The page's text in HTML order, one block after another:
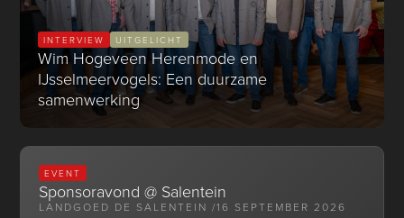
INTERVIEW UITGELICHT
Wim Hogeveen Herenmode en
IJsselmeervogels: Een duurzame
samenwerking
EVENT
Sponsoravond @ Salentein
LANDGOED DE SALENTEIN /16 SEPTEMBER 2026